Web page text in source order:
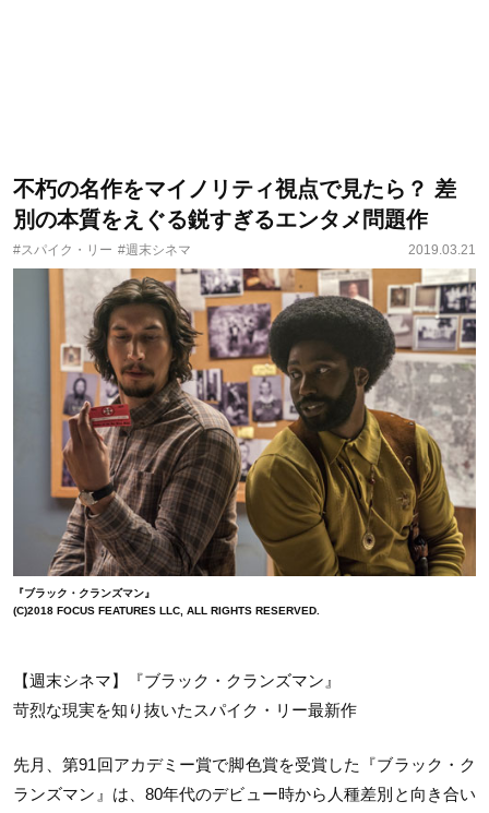
不朽の名作をマイノリティ視点で見たら？ 差
別の本質をえぐる鋭すぎるエンタメ問題作
#スパイク・リー #週末シネマ 2019.03.21
『ブラック・クランズマン』
(C)2018 FOCUS FEATURES LLC, ALL RIGHTS RESERVED.
【週末シネマ】『ブラック・クランズマン』
苛烈な現実を知り抜いたスパイク・リー最新作
先月、第91回アカデミー賞で脚色賞を受賞した『ブラック・ク
ランズマン』は、80年代のデビュー時から人種差別と向き合い